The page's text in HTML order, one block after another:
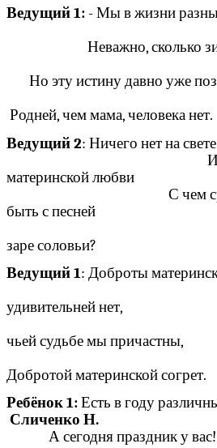
Ведущий 1: - Мы в жизни
Неважно, сколько зим
Но эту истину
Родней, чем мама, человека нет.
Ведущий 2: Ничего нет на
И
С чем сравнить
быть с
Что
заре соловьи?
Ведущий 1: Доброты
Этот
чьей судьбе мы
Добротой материнской согрет.
Ребёнок 1:Есть в году
А сегодня